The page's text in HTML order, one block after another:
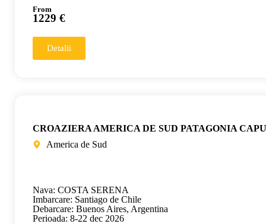
From
1229 €
Detalii
CROAZIERA AMERICA DE SUD PATAGONIA
America de Sud
Nava: COSTA SERENA
Imbarcare: Santiago de Chile
Debarcare: Buenos Aires, Argentina
Perioada: 8-22 dec 2026